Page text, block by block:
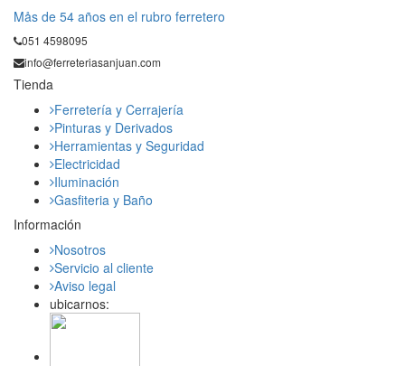
Mås de 54 años en el rubro ferretero
051 4598095
info@ferreteriasanjuan.com
Tienda
Ferretería y Cerrajería
Pinturas y Derivados
Herramientas y Seguridad
Electricidad
Iluminación
Gasfiteria y Baño
Información
Nosotros
Servicio al cliente
Aviso legal
ubicarnos: